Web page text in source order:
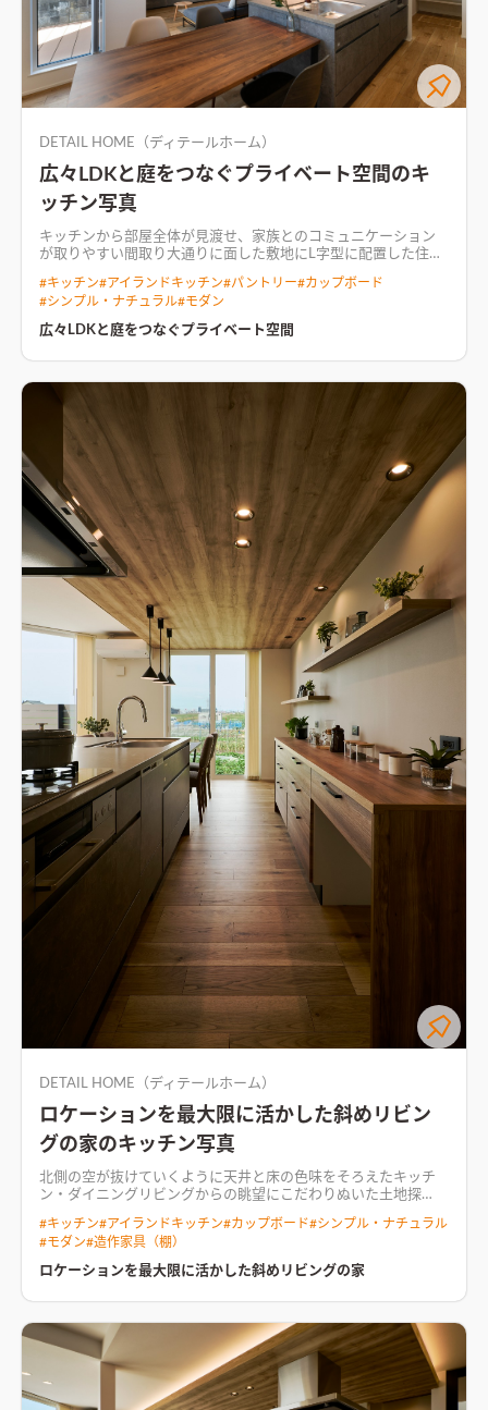
DETAIL HOME（ディテールホーム）
広々LDKと庭をつなぐプライベート空間のキ
ッチン写真
キッチンから部屋全体が見渡せ、家族とのコミュニケーション
が取りやすい間取り 大通りに面した敷地にL字型に配置した住ま
LDKからはプライベート空間であるテラスを眺められる。 寝室
とLDKを1階に配置し、マンションスタイルな暮らしを実現。 回
遊型の家事動線は日々の生活をストレスなく過ごせるプラン。
族の気配を感じられるリビング空間LDKと畳コーナーをつなぎ、
どこからでも家族の気配を感じられる空間
#キッチン#アイランドキッチン#パントリー#カップボード
#シンプル・ナチュラル#モダン
広々LDKと庭をつなぐプライベート空間
DETAIL HOME（ディテールホーム）
ロケーションを最大限に活かした斜めリビン
グの家のキッチン写真
北側の空が抜けていくように天井と床の色味をそろえたキッチ
ン・ダイニング リビングからの眺望にこだわりぬいた土地探
地探しがスタートしました。 どこからでも山が見れるようにLD
K（24.5帖）を斜めに配置し、開放感をより引き立たせるために
リビングの天井を更に高くしました。 和室はリビング脇に配置
し、トータルで30帖の空間となりました。 冷蔵庫を隠せる位置
に調整したのも、空間を広く見せるためのひとつ。 お施主様の
ク、外部収納庫（2ヶ所）と収納量の多さも魅力です。 さらに快
適さを追求して、床暖房・温水ルームヒーター・乾太くんも入れ
ています。柔らかい光で優しい印象のリビング空間ロケーション
を最大限に楽しむために設計した、見晴らしのよい開放感抜群
の約25帖LDK。木の色味を合わせて、SOLIDOと黒いキッチンで
#キッチン#アイランドキッチン#カップボード#シンプル・ナチュラル
#モダン#造作家具（棚）
ロケーションを最大限に活かした斜めリビングの家